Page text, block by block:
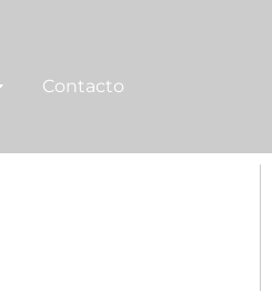
Contacto